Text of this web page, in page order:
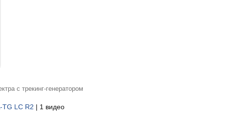
с трекинг-генератором
TG LC R2 | 1 видео